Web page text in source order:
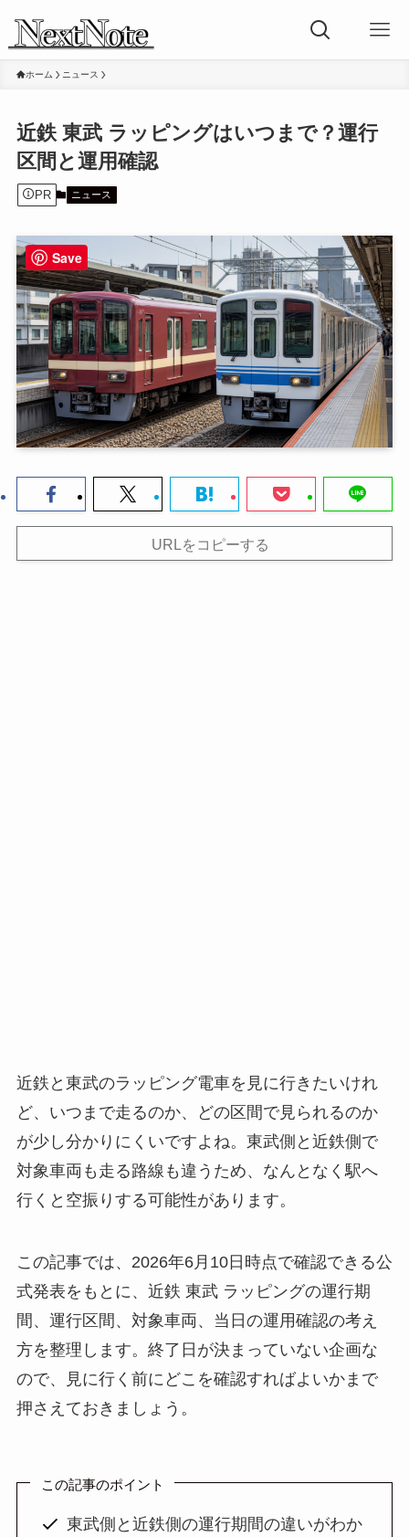
ホーム ニュース
近鉄 東武 ラッピングはいつまで？運行
区間と運用確認
PR ニュース
URLをコピーする
近鉄と東武のラッピング電車を見に行きたいけれ
ど、いつまで走るのか、どの区間で見られるのか
が少し分かりにくいですよね。東武側と近鉄側で
対象車両も走る路線も違うため、なんとなく駅へ
行くと空振りする可能性があります。
この記事では、2026年6月10日時点で確認できる公
式発表をもとに、近鉄 東武 ラッピングの運行期
間、運行区間、対象車両、当日の運用確認の考え
方を整理します。終了日が決まっていない企画な
ので、見に行く前にどこを確認すればよいかまで
押さえておきましょう。
この記事のポイント
東武側と近鉄側の運行期間の違いがわか
Save